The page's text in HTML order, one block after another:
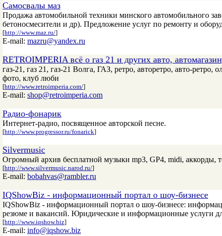
Самосвалы маз
Продажа автомобильной техники минского автомобильного
бетоносмесители и др). Предложение услуг по ремонту и
[http://www.maz.ru/]
E-mail: mazru@yandex.ru
RETROIMPERIA всё о газ 21 и других авто,
газ-21, газ 21, газ-21 Волга, ГАЗ, ретро, авторетро, авто-
фото, клуб люби
[http://www.retroimperia.com/]
E-mail: shop@retroimperia.com
Радио-фонарик
Интернет-радио, посвященное авторской песне.
[http://www.progressor.ru/fonarick]
Silvermusic
Огромный архив бесплатной музыки mp3, GP4, midi, аккорды,
[http://www.silvermusic.narod.ru/]
E-mail: bobahvas@rambler.ru
IQShowBiz - информационный портал о шоу-бизнесе
IQShowBiz - информационный портал о шоу-бизнесе:
резюме и вакансий. Юридические и информационные услуги
[http://www.iqshow.biz]
E-mail: info@iqshow.biz